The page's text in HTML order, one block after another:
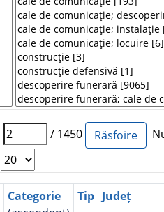
/ 1450
Categorie
Tip Județ